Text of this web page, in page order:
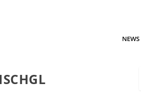
NEWS